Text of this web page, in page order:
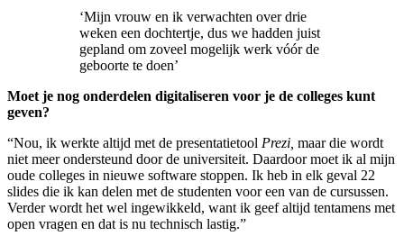
‘Mijn vrouw en ik verwachten over drie
weken een dochtertje, dus we hadden juist
gepland om zoveel mogelijk werk vóór de
geboorte te doen’
Moet je nog onderdelen digitaliseren voor je de colleges kunt
geven?
“Nou, ik werkte altijd met de presentatietool Prezi, maar die wordt
niet meer ondersteund door de universiteit. Daardoor moet ik al mijn
oude colleges in nieuwe software stoppen. Ik heb in elk geval 22
slides die ik kan delen met de studenten voor een van de cursussen.
Verder wordt het wel ingewikkeld, want ik geef altijd tentamens met
open vragen en dat is nu technisch lastig.”